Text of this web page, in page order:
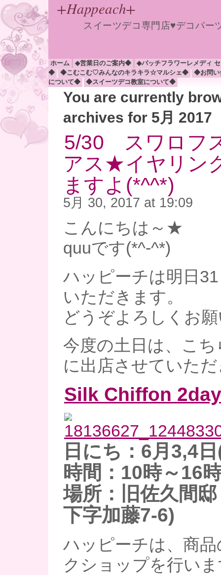
+Happeach+
スイーツデコ専門店♥デコパ
ホーム ◆営業日のご案内◆
◆バッチフラワーレメディ
◆
◆こむこむ♡みんなのキラキラ☆マルシェ◆
◆お問
について◆
◆スイーツデコ教室について◆
You are currently
archives for 5月 2017
5/30 スワロフ
アス★イヤリン
ますよ(*^^*)
5月 30, 2017 at 19:09
こんにちは～★
quuです(*^-^*)
ハッピーチは明日
いただきます。
どうぞよろしくお
今度の土日は、こ
に出店させていた
Silk Chiffon
日にち：6月3,4
時間：10時～16
場所：旧佐久間
下字加藤7-6)
ハッピーチは、商
クショップを行い